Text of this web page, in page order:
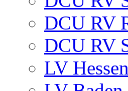
DCU RV
DCU RV
LV Hessen